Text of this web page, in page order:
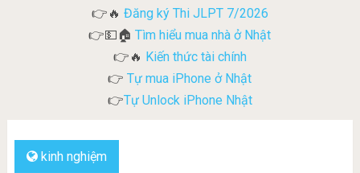
👉🔥 Đăng ký Thi JLPT 7/2026
👉💵🏠Tìm hiểu mua nhà ở Nhật
👉🔥 Kiến thức tài chính
👉 Tự mua iPhone ở Nhật
👉Tự Unlock iPhone Nhật
kinh nghiệm